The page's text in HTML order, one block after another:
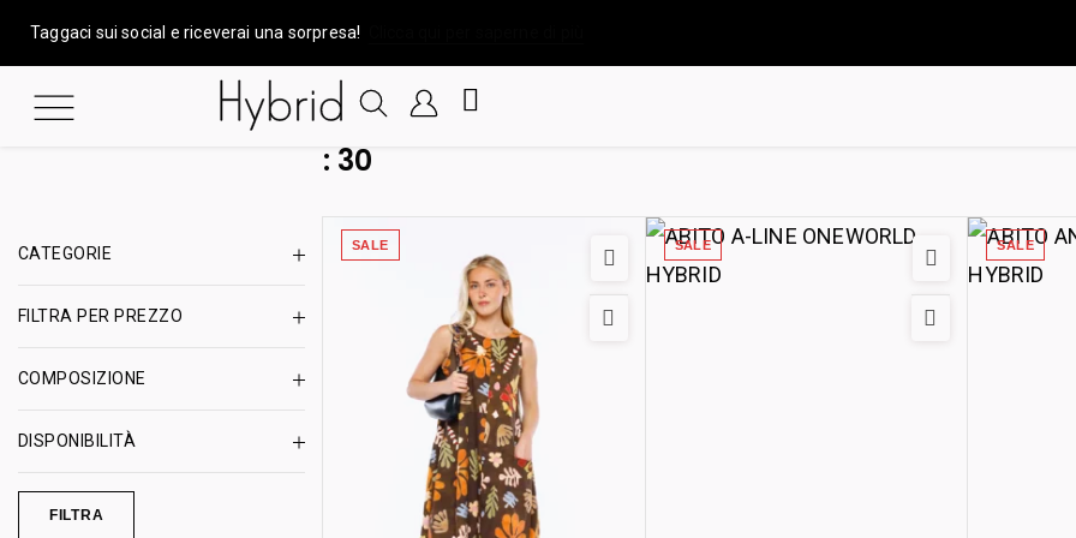
Taggaci sui social e riceverai una sorpresa!
: 30
CATEGORIE
FILTRA PER PREZZO
COMPOSIZIONE
DISPONIBILITÀ
FILTRA
SALE SALE SALE